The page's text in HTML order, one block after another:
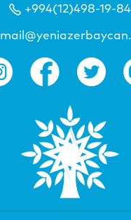
+994(12)498-19-84